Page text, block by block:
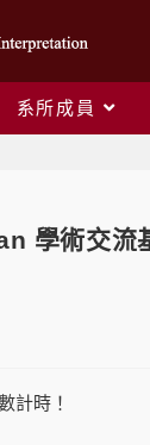
系所成員
學術交
計時！